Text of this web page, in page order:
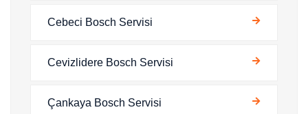
Cebeci Bosch Servisi
Cevizlidere Bosch Servisi
Çankaya Bosch Servisi